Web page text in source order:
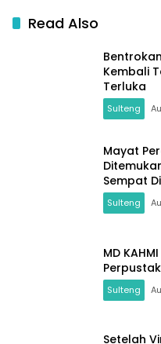
Read Also
Kembali
Terluka
Sulteng
Mayat
Sempat
Sulteng
MD
Sulteng
Setelah